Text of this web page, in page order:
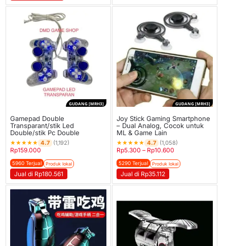
GUDANG [MRH3]
Gamepad Double
Transparant/stik Led
Double/stik Pc Double
★★★★★ 4.7 (1,192)
Rp159.000
5960 Terjual Produk lokal
Jual di Rp180.561
GUDANG [MRH3]
Joy Stick Gaming Smartphone
– Dual Analog, Cocok untuk
ML & Game Lain
★★★★★ 4.7 (1,058)
Rp5.300 – Rp10.600
5290 Terjual Produk lokal
Jual di Rp35.112